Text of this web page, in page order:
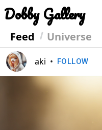
Dobby Gallery
Feed Universe
aki • FOLLOW